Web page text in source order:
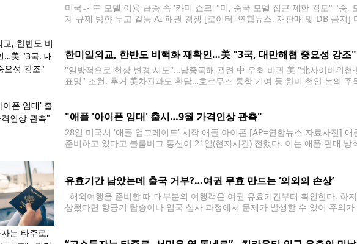
미국내 中 모델 이용 급증 속 '카미 쇼크' "미, 중국 모델 접근 제한 검토" "중,
계 규제 방향 두고 갈등 AI 패권 경쟁 [로이터=연합뉴스. 재판매 및 DB 금지]
한미일외교, 한반도 비핵화 재확인…美 "3국, 대만해협 중요성 강조"
"일방적으로 현상 변경 시도"…남중국해 관련 中 우회 비판 美 "北사이버위
표명" 조현, 후커 美차관과도 환담…호르무즈 통항 기여 등 한미 현안 논의
"애플 '아이폰 임대' 출시…9월 가격인상 관측"
28일 미국서 '애플 업그레이드' 시작 애플 아이폰 [AP=연합뉴스 자료사진]
준비하고 있다고 블룸버그 통신이 21일(현지시간) 전했다. 이는 애플 판매
유효기간 남았는데 출국 거부?…여권 무효 만드는 ‘의외의 손상’
해외여행을 준비할 때 대부분의 여행객은 여권 유효기간부터 확인한다. 하
상됐다면 항공기 탑승이나 입국 심사 과정에서 문제가 발생할 수 있어 주의